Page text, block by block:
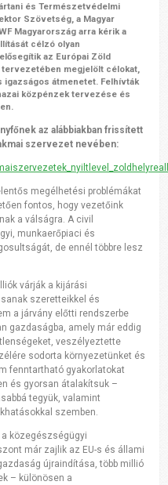
és Természetvédelmi
Szövetség, a Magyar
Magyarországarra kérik a
célzó olyan
az Európai Zöld
tervezetében megjelölt célokat,
átmenetet. Felhívták
közpénzek tervezése és
az alábbiakban frissített
szervezet nevében:
megélhetési problémákat
fontos, hogy vezetőink
a válságra. A civil
munkaerőpiaci és
de ennél többre lesz
várják a kijárási
szeretteikkel és
a járvány előtti rendszerbe
gazdaságba, amely már eddig
veszélyeztette
sodorta környezetünket és
fenntartható gyakorlatokat
és gyorsan átalakítsuk –
tegyük, valamint
szemben.
közegészségügyi
már zajlik az EU-s és állami
újraindítása, több millió
– különösen a